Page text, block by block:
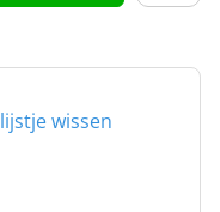
lijstje wissen